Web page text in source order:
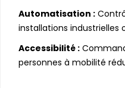
Automatisation :
installations industrielles
Accessibilité :
personnes à mobilité